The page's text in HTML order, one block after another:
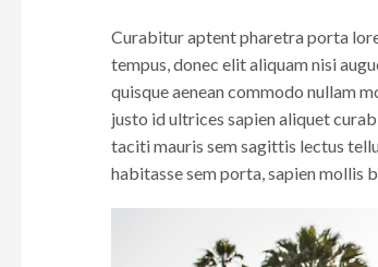
Curabitur aptent pharetra porta
tempus, donec elit aliquam nisi
quisque aenean commodo nullam
justo id ultrices sapien aliquet
taciti mauris sem sagittis lectus
habitasse sem porta, sapien mollis